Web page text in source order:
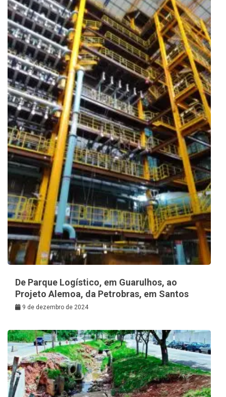
De Parque Logístico, em Guarulhos, ao
Projeto Alemoa, da Petrobras, em Santos
9 de dezembro de 2024